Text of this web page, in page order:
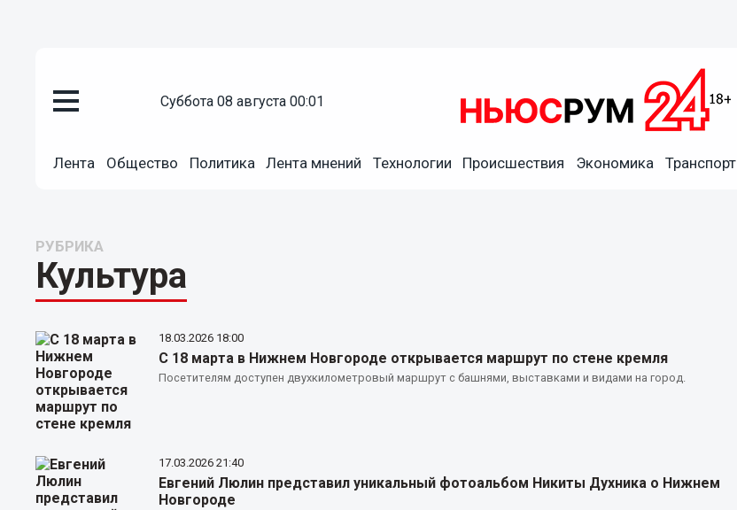
суббота 08 августа 00:01
Лента Общество Политика Лента мнений Технологии Происшествия Экономика Транспорт
РУБРИКА
Культура
18.03.2026 18:00
С 18 марта в Нижнем Новгороде открывается маршрут по стене кремля
Посетителям доступен двухкилометровый маршрут с башнями, выставками и видами на город.
17.03.2026 21:40
Евгений Люлин представил уникальный фотоальбом Никиты Духника о Нижнем
Новгороде